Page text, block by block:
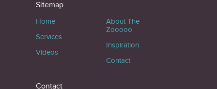
Sitemap
Home
Services
Videos
About The
Zooooo
Inspiration
Contact
Contact